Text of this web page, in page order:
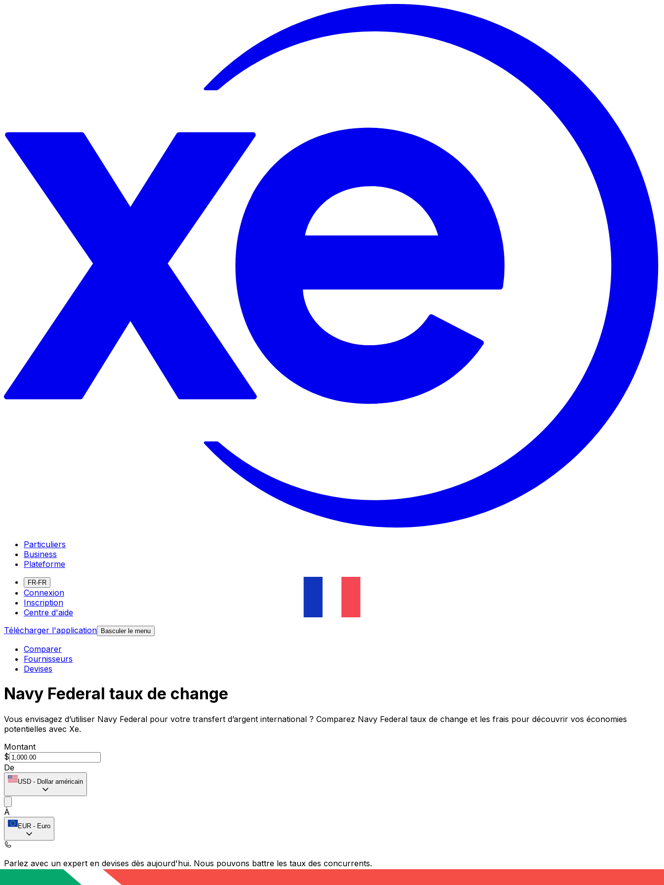
Particuliers
Business
Plateforme
FR-FR
Connexion
Inscription
Centre d'aide
Télécharger l'application Basculer le menu
Comparer
Fournisseurs
Devises
Navy Federal taux de change
Vous envisagez d’utiliser Navy Federal pour votre transfert d’argent international ? Comparez Navy Federal taux de change et les frais pour découvrir vos économies
potentielles avec Xe.
Montant
$
De
USD - Dollar américain
À
EUR - Euro
Parlez avec un expert en devises dès aujourd'hui. Nous pouvons battre les taux des concurrents.